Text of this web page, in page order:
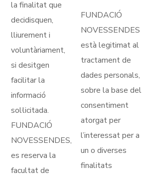
la finalitat que
decidisquen,
lliurement i
voluntàriament,
si desitgen
facilitar la
informació
sol·licitada.
FUNDACIÓ
NOVESSENDES,
es reserva la
facultat de
FUNDACIÓ
NOVESSENDES
està legitimat al
tractament de
dades personals,
sobre la base del
consentiment
atorgat per
l’interessat per a
un o diverses
finalitats